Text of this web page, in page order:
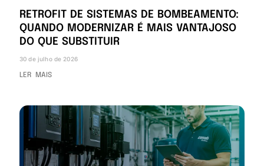
RETROFIT DE SISTEMAS DE BOMBEAMENTO:
QUANDO MODERNIZAR É MAIS VANTAJOSO
DO QUE SUBSTITUIR
30 de julho de 2026
LER MAIS